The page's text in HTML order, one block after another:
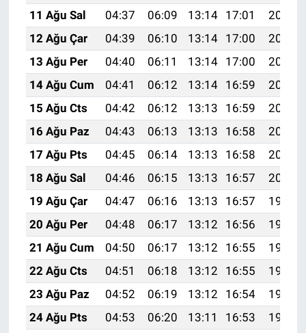
11 Ağu Sal
04:37 06:09 13:14 17:01
20:09
12 Ağu Çar
04:39 06:10 13:14 17:00
20:08
13 Ağu Per
04:40 06:11 13:14 17:00
20:07
14 Ağu Cum
04:41 06:12 13:14 16:59
20:06
15 Ağu Cts
04:42 06:12 13:13 16:59
20:04
16 Ağu Paz
04:43 06:13 13:13 16:58
20:03
17 Ağu Pts
04:45 06:14 13:13 16:58
20:02
18 Ağu Sal
04:46 06:15 13:13 16:57
20:01
19 Ağu Çar
04:47 06:16 13:13 16:57
19:59
20 Ağu Per
04:48 06:17 13:12 16:56
19:58
21 Ağu Cum
04:50 06:17 13:12 16:55
19:57
22 Ağu Cts
04:51 06:18 13:12 16:55
19:55
23 Ağu Paz
04:52 06:19 13:12 16:54
19:54
24 Ağu Pts
04:53 06:20 13:11 16:53
19:53